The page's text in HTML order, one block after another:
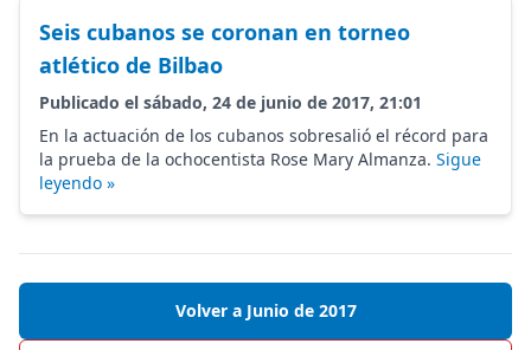
Seis cubanos se coronan en torneo
atlético de Bilbao
Publicado el sábado, 24 de junio de 2017, 21:01
En la actuación de los cubanos sobresalió el récord para
la prueba de la ochocentista Rose Mary Almanza. Sigue
leyendo »
Volver a Junio de 2017